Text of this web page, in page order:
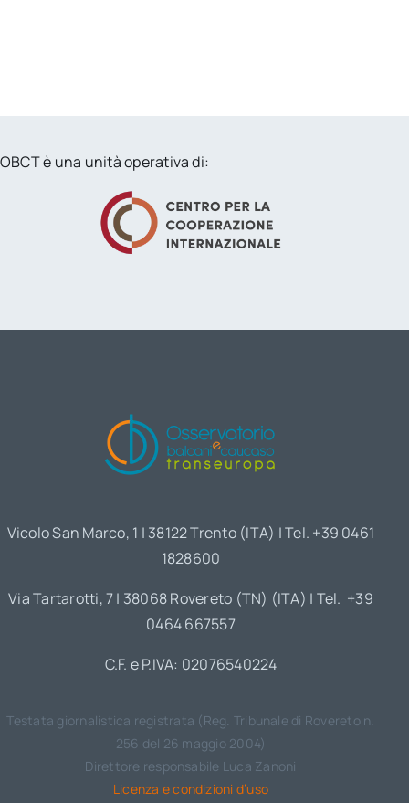
OBCT è una unità operativa di:
Vicolo San Marco, 1 | 38122 Trento (ITA) | Tel. +39 0461
1828600
Via Tartarotti, 7 | 38068 Rovereto (TN) (ITA) | Tel. +39
0464 667557
C.F. e P.IVA: 02076540224
Testata giornalistica registrata (Reg. Tribunale di Rovereto n.
256 del 26 maggio 2004)
Direttore responsabile Luca Zanoni
Licenza e condizioni d’uso